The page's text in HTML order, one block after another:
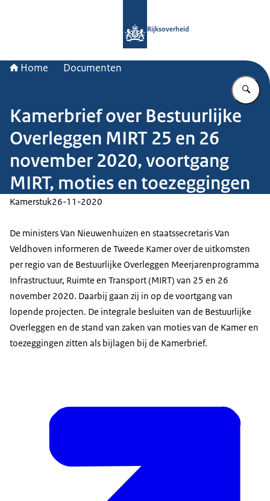
Rijksoverheid
Home Documenten
Kamerbrief over Bestuurlijke
Overleggen MIRT 25 en 26
november 2020, voortgang
MIRT, moties en toezeggingen
Kamerstuk26-11-2020
De ministers Van Nieuwenhuizen en staatssecretaris Van
Veldhoven informeren de Tweede Kamer over de uitkomsten
per regio van de Bestuurlijke Overleggen Meerjarenprogramma
Infrastructuur, Ruimte en Transport (MIRT) van 25 en 26
november 2020. Daarbij gaan zij in op de voortgang van
lopende projecten. De integrale besluiten van de Bestuurlijke
Overleggen en de stand van zaken van moties van de Kamer en
toezeggingen zitten als bijlagen bij de Kamerbrief.